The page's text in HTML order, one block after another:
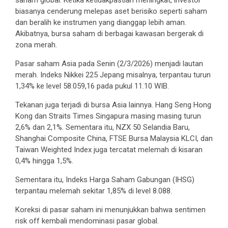
biasanya cenderung melepas aset berisiko seperti saham
dan beralih ke instrumen yang dianggap lebih aman.
Akibatnya, bursa saham di berbagai kawasan bergerak di
zona merah.
Pasar saham Asia pada Senin (2/3/2026) menjadi lautan
merah. Indeks Nikkei 225 Jepang misalnya, terpantau turun
1,34% ke level 58.059,16 pada pukul 11.10 WIB.
Tekanan juga terjadi di bursa Asia lainnya. Hang Seng Hong
Kong dan Straits Times Singapura masing masing turun
2,6% dan 2,1%. Sementara itu, NZX 50 Selandia Baru,
Shanghai Composite China, FTSE Bursa Malaysia KLCI, dan
Taiwan Weighted Index juga tercatat melemah di kisaran
0,4% hingga 1,5%.
Sementara itu, Indeks Harga Saham Gabungan (IHSG)
terpantau melemah sekitar 1,85% di level 8.088.
Koreksi di pasar saham ini menunjukkan bahwa sentimen
risk off kembali mendominasi pasar global.